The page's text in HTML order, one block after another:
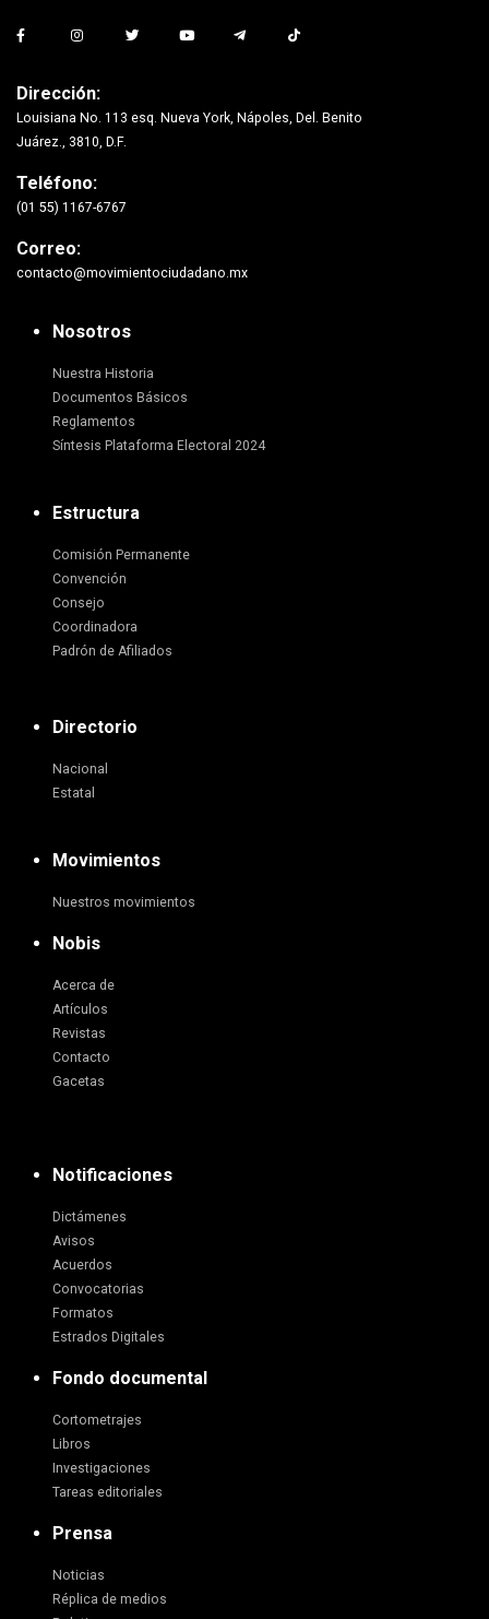
Dirección:
Louisiana No. 113 esq. Nueva York, Nápoles, Del. Benito
Juárez., 3810, D.F.
Teléfono:
(01 55) 1167-6767
Correo:
contacto@movimientociudadano.mx
Nosotros
Nuestra Historia
Documentos Básicos
Reglamentos
Síntesis Plataforma Electoral 2024
Estructura
Comisión Permanente
Convención
Consejo
Coordinadora
Padrón de Afiliados
Directorio
Nacional
Estatal
Movimientos
Nuestros movimientos
Nobis
Acerca de
Artículos
Revistas
Contacto
Gacetas
Notificaciones
Dictámenes
Avisos
Acuerdos
Convocatorias
Formatos
Estrados Digitales
Fondo documental
Cortometrajes
Libros
Investigaciones
Tareas editoriales
Prensa
Noticias
Réplica de medios